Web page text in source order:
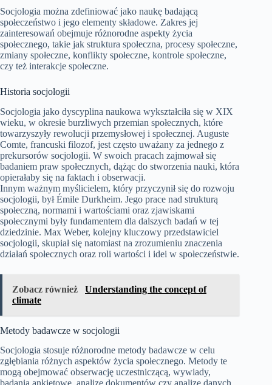
Socjologia można zdefiniować jako naukę badającą
społeczeństwo i jego elementy składowe. Zakres jej
zainteresowań obejmuje różnorodne aspekty życia
społecznego, takie jak struktura społeczna, procesy społeczne,
zmiany społeczne, konflikty społeczne, kontrole społeczne,
czy też interakcje społeczne.
Historia socjologii
Socjologia jako dyscyplina naukowa wykształciła się w XIX
wieku, w okresie burzliwych przemian społecznych, które
towarzyszyły rewolucji przemysłowej i społecznej. Auguste
Comte, francuski filozof, jest często uważany za jednego z
prekursorów socjologii. W swoich pracach zajmował się
badaniem praw społecznych, dążąc do stworzenia nauki, która
opierałaby się na faktach i obserwacji.
Innym ważnym myślicielem, który przyczynił się do rozwoju
socjologii, był Émile Durkheim. Jego prace nad strukturą
społeczną, normami i wartościami oraz zjawiskami
społecznymi były fundamentem dla dalszych badań w tej
dziedzinie. Max Weber, kolejny kluczowy przedstawiciel
socjologii, skupiał się natomiast na zrozumieniu znaczenia
działań społecznych oraz roli wartości i idei w społeczeństwie.
Zobacz również
Understanding the concept of
climate
Metody badawcze w socjologii
Socjologia stosuje różnorodne metody badawcze w celu
zgłębiania różnych aspektów życia społecznego. Metody te
mogą obejmować obserwację uczestniczącą, wywiady,